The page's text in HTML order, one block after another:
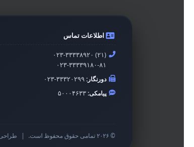
اطلاعات تماس
۰۲۳-۳۳۳۳۸۹۲۰ (۲۱)
۰۲۳-۳۳۳۳۹۱۸۰-۸۱
دورنگار:۰۲۳-۳۳۳۲۰۲۹۹
پیامکی:۵۰۰۰۴۶۳۳
© ۲۰۲۶ تمامی حقوق محفوظ است.